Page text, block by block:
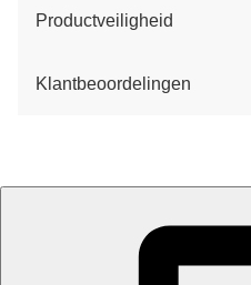
Productveiligheid
Klantbeoordelingen